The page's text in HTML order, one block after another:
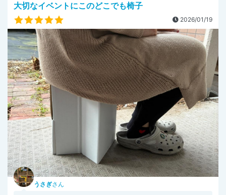
大切なイベントにこのどこでも椅子
2026/01/19
うさぎさん